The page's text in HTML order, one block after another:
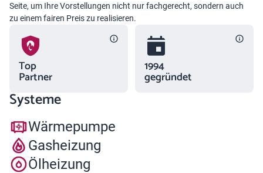
Seite, um Ihre Vorstellungen nicht nur fachgerecht, sondern auch
zu einem fairen Preis zu realisieren.
Top
Partner
1994
gegründet
Systeme
Wärmepumpe
Gasheizung
Ölheizung